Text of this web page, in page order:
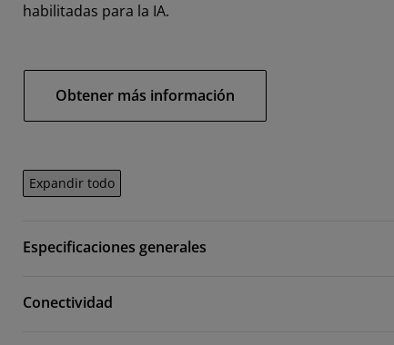
habilitadas para la IA.
Obtener más información
Expandir todo
Especificaciones generales
Conectividad